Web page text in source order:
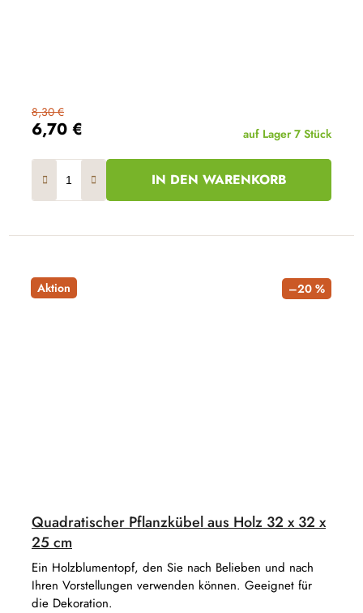
6,70 €
8,30 €
auf Lager 7 Stück
IN DEN WARENKORB
Aktion –20 %
Quadratischer Pflanzkübel aus Holz 32 x 32 x
25 cm
Ein Holzblumentopf, den Sie nach Belieben und nach
Ihren Vorstellungen verwenden können. Geeignet für
die Dekoration.